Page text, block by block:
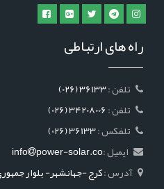
راه های ارتباطی
(026) 36133
(026) 34208006
(026) 36133
ایمیل :
info power-solar.co
آدرس :کرج -جهانشهر- بلوار